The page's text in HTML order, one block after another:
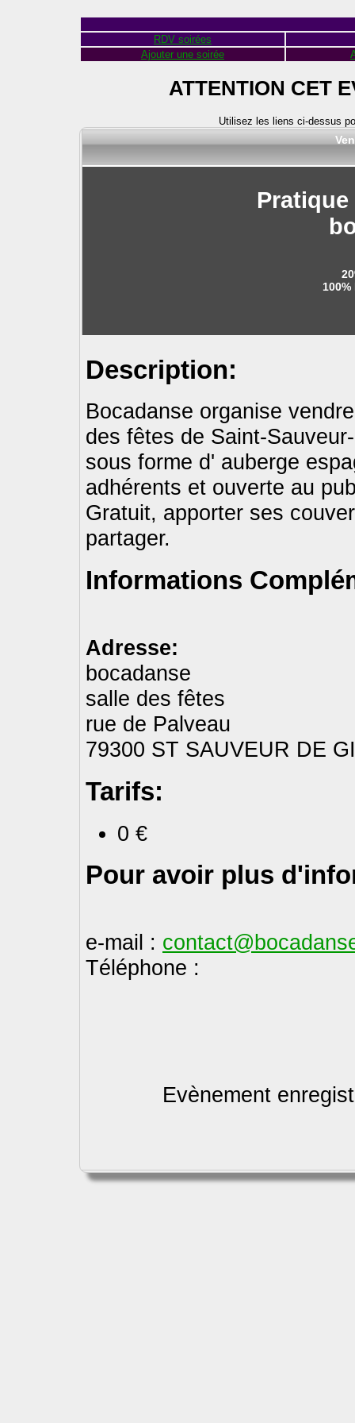
RDV soirées
Ajouter une soirée
ATTENTION CET
Utilisez les liens ci-dessus
Description:
Bocadanse organise
des fêtes de Saint-
sous forme d' auberge
adhérents et ouverte au
Gratuit, apporter ses
partager.
Informations
Adresse:
bocadanse
salle des fêtes
rue de Palveau
79300 ST SAUVEUR DE
Tarifs:
0 €
Pour avoir plus
e-mail :
Téléphone :
Evènement